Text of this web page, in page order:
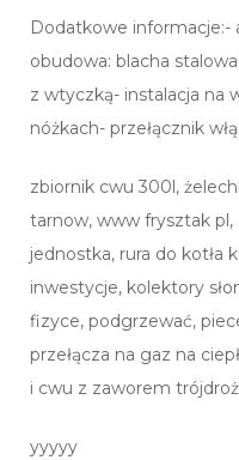
Dodatkowe
obudowa: blacha
z wtyczką- instalacja na
nóżkach- przełącznik
zbiornik cwu 300l,
tarnow, www frysztak pl,
jednostka, rura do kotła
inwestycje, kolektory
fizyce, podgrzewać,
przełącza na gaz na
i cwu z zaworem
yyyyy